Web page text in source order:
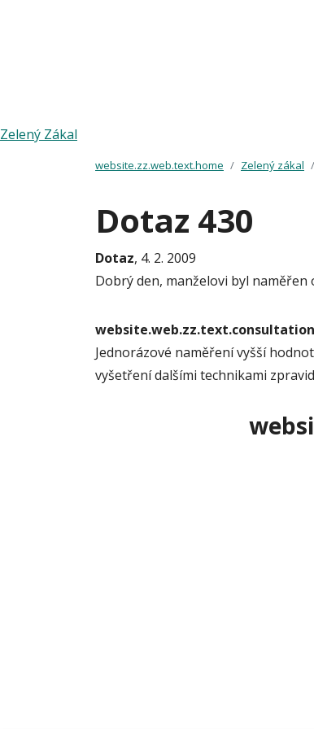
Zelený Zákal
website.zz.web.text.home Zelený zákal
Dotaz 430
Dotaz, 4. 2. 2009
Dobrý den, manželovi byl
Jednorázové naměření vyšší
vyšetření dalšími technikami